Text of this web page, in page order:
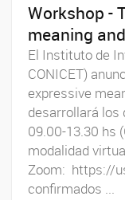
Workshop -
meaning
El Instituto de
CONICET)
expressive
desarrollará los
09.00-13.30 hs
modalidad
Zoom: https://
confirmados ...